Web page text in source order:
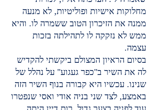
מחלוקות אישיות ופוליטיות, לא מנעה
ממנה את הזיכרון הטוב ששמרה לו. והיא
ממש לא נזקקה לו לתהילתה בזכות
עצמה.
בסיום הראיון המצולם ביקשתי להקדיש
לה את השיר ב"כפר געגוע" על נהלל של
שנינו. עכשיו היא קבורה בנוף השיר הזה
באמצע, לצד שני בניה אודי ואסי שנפטרו